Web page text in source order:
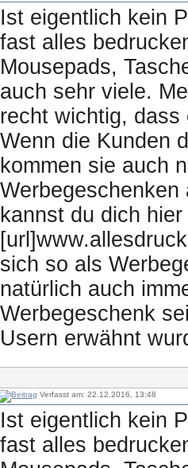
Ist eigentlich kein
fast alles
Mousepads,
auch sehr viele.
recht wichtig,
Wenn die Kunden
kommen sie auch
kannst du dich
sich so als
natürlich auch
Werbegeschenk
Usern erwähnt
Verfasst am: 22.12.2016, 13:48
Ist eigentlich kein
fast alles